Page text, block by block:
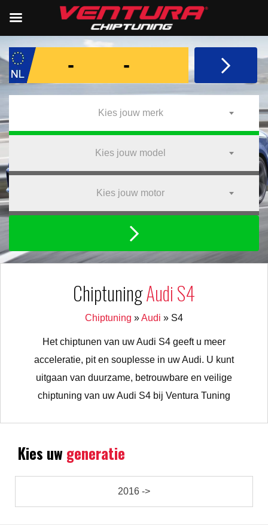
Kies jouw merk
Kies jouw model
Kies jouw motor
ChiptuningAudi S4
Chiptuning »Audi » S4
Het chiptunen van uw Audi S4 geeft u meer
acceleratie, pit en souplesse in uw Audi. U kunt
uitgaan van duurzame, betrouwbare en veilige
chiptuning van uw Audi S4 bij Ventura Tuning
Kies uwgeneratie
2016 ->